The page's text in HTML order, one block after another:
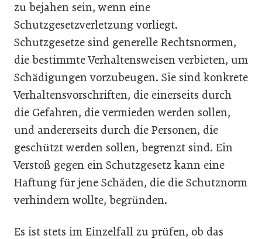
zu bejahen sein, wenn eine
Schutzgesetzverletzung vorliegt.
Schutzgesetze sind generelle Rechtsnormen,
die bestimmte Verhaltensweisen verbieten, um
Schädigungen vorzubeugen. Sie sind konkrete
Verhaltensvorschriften, die einerseits durch
die Gefahren, die vermieden werden sollen,
und andererseits durch die Personen, die
geschützt werden sollen, begrenzt sind. Ein
Verstoß gegen ein Schutzgesetz kann eine
Haftung für jene Schäden, die die Schutznorm
verhindern wollte, begründen.
Es ist stets im Einzelfall zu prüfen, ob das